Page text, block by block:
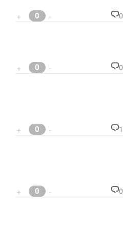
+
0 -
К
та
ри
0
+
0 -
К
ри
ев
0
+
0 -
К
ри
ев
1
+
0 -
К
0